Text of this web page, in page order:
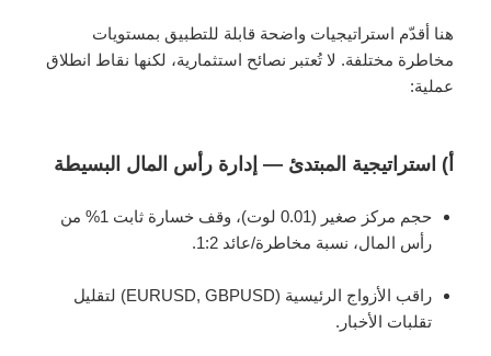
هنا أقدّم استراتيجيات واضحة قابلة للتطبيق بمستويات
مخاطرة مختلفة. لا تُعتبر نصائح استثمارية، لكنها نقاط انطلاق
عملية:
أ) استراتيجية المبتدئ — إدارة رأس المال البسيطة
حجم مركز صغير (0.01 لوت)، وقف خسارة ثابت 1% من
رأس المال، نسبة مخاطرة/عائد 1:2.
راقب الأزواج الرئيسية (EURUSD, GBPUSD) لتقليل
تقلبات الأخبار.